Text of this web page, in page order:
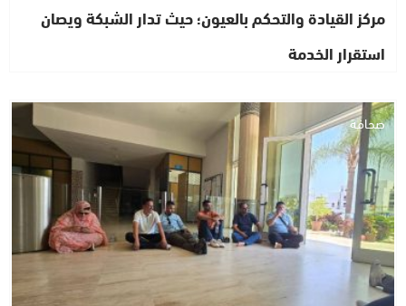
مركز القيادة والتحكم بالعيون؛ حيث تدار الشبكة ويصان
استقرار الخدمة
صحافة